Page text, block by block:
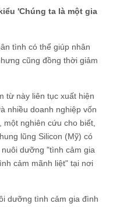
'Chúng ta là một gia
tình có thể giúp nhân
cũng đồng thời giảm
từ này liên tục xuất hiện
nhiều doanh nghiệp vốn
nghiên cứu cho biết,
lũng Silicon (Mỹ) có
dưỡng "tình cảm gia
cảm mãnh liệt" tại nơi
dưỡng tình cảm gia đình